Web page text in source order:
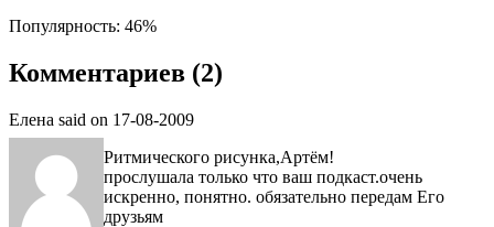
Популярность: 46%
Комментариев (2)
Елена said on 17-08-2009
Ритмического рисунка,Артём!
прослушала только что ваш подкаст.очень
искренно, понятно. обязательно передам Его
друзьям